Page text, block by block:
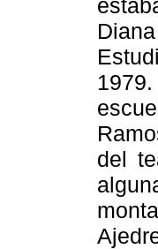
Diana
del